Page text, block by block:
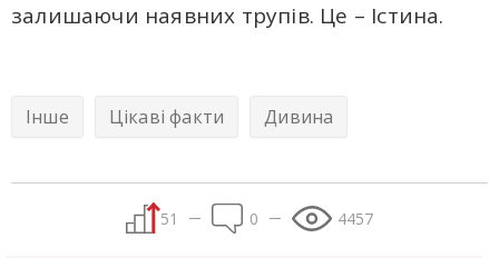
залишаючи наявних трупів. Це – Істина.
Інше Цікаві факти Дивина
51 0 4457